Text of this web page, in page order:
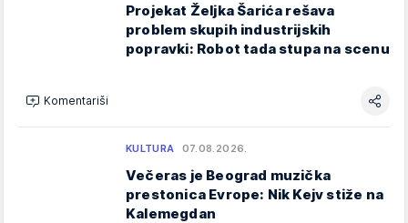
Projekat Željka Šarića rešava
problem skupih industrijskih
popravki: Robot tada stupa na scenu
Komentariši
KULTURA 07.08.2026.
Večeras je Beograd muzička
prestonica Evrope: Nik Kejv stiže na
Kalemegdan